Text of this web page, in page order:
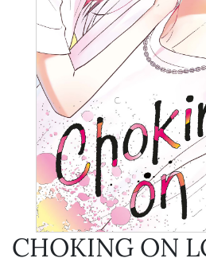
CHOKING ON